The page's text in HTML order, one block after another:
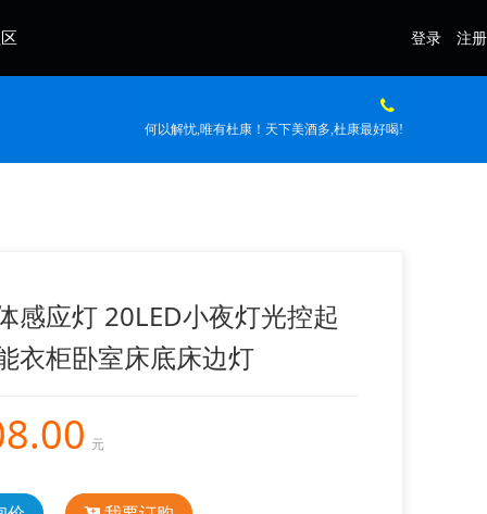
登录 注册
何以解忧,唯有杜康！天下美酒多,杜康最好喝!
感应灯 20LED小夜灯光控起
衣柜卧室床底床边灯
元